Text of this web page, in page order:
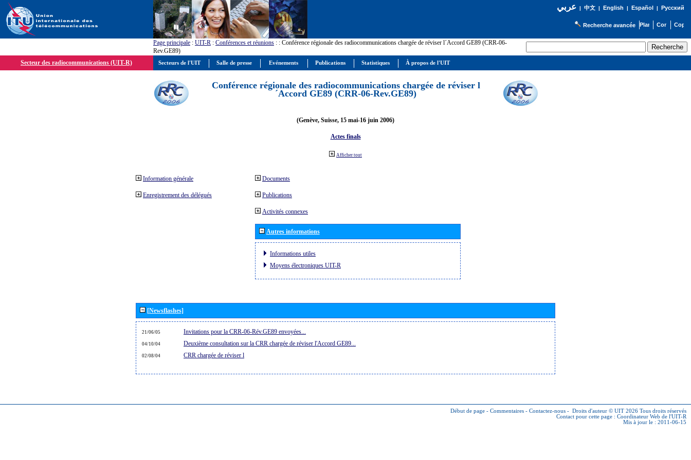
عربي| 中文| English | Español | Русский
Recherche avancée
Page principale : UIT-R : Conférences et réunions : : Conférence régionale des radiocommunications chargée de réviser l´Accord GE89 (CRR-06-
Rev.GE89)
Secteur des radiocommunications (UIT-R)
Conférence régionale des radiocommunications chargée de réviser l
´Accord GE89 (CRR-06-Rev.GE89)
(Genève, Suisse, 15 mai-16 juin 2006)
Actes finals
Afficher tout
Information générale
Enregistrement des délégués
Documents
Publications
Activités connexes
Autres informations
Informations utiles
Moyens électroniques UIT-R
[Newsflashes]
21/06/05 Invitations pour la CRR-06-Rév.GE89 envoyées...
04/10/04 Deuxième consultation sur la CRR chargée de réviser l'Accord GE89...
02/08/04 CRR chargée de réviser l
Début de page - Commentaires - Contactez-nous - Droits d'auteur © UIT 2026 Tous droits réservés
Contact pour cette page : Coordinateur Web de l'UIT-R
Mis à jour le : 2011-06-15
Secteurs de l'UIT Salle de presse Evénements Publications Statistiques À propos de l'UIT